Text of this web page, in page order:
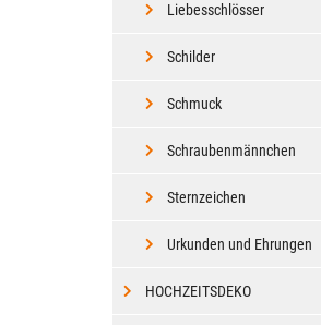
Liebesschlösser
Schilder
Schmuck
Schraubenmännchen
Sternzeichen
Urkunden und Ehrungen
HOCHZEITSDEKO